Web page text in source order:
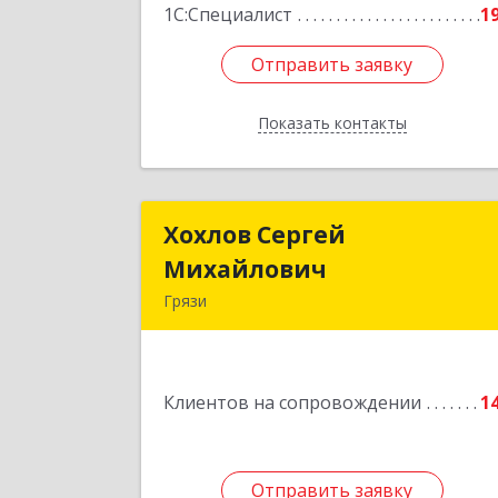
1С:Специалист
Отправить заявку
Показать контакты
Отправить заявку
Назад
Хохлов Сергей
Михайлович
Грязи
Клиентов на сопровождении
Отправить заявку
Хохлов Сергей
Отправить заявку